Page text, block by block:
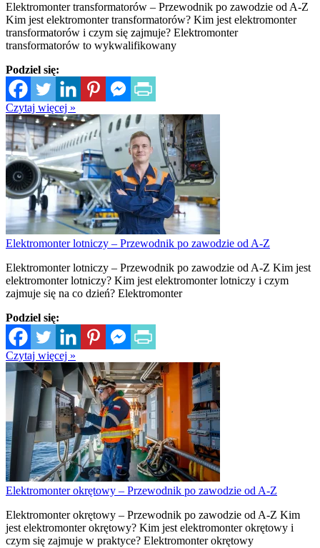
Elektromonter transformatorów – Przewodnik po zawodzie od A-Z
Kim jest elektromonter transformatorów? Kim jest elektromonter
transformatorów i czym się zajmuje? Elektromonter
transformatorów to wykwalifikowany
Podziel się:
Czytaj więcej »
Elektromonter lotniczy – Przewodnik po zawodzie od A-Z
Elektromonter lotniczy – Przewodnik po zawodzie od A-Z Kim jest
elektromonter lotniczy? Kim jest elektromonter lotniczy i czym
zajmuje się na co dzień? Elektromonter
Podziel się:
Czytaj więcej »
Elektromonter okrętowy – Przewodnik po zawodzie od A-Z
Elektromonter okrętowy – Przewodnik po zawodzie od A-Z Kim
jest elektromonter okrętowy? Kim jest elektromonter okrętowy i
czym się zajmuje w praktyce? Elektromonter okrętowy